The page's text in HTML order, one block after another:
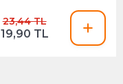
23,44 TL
19,90 TL